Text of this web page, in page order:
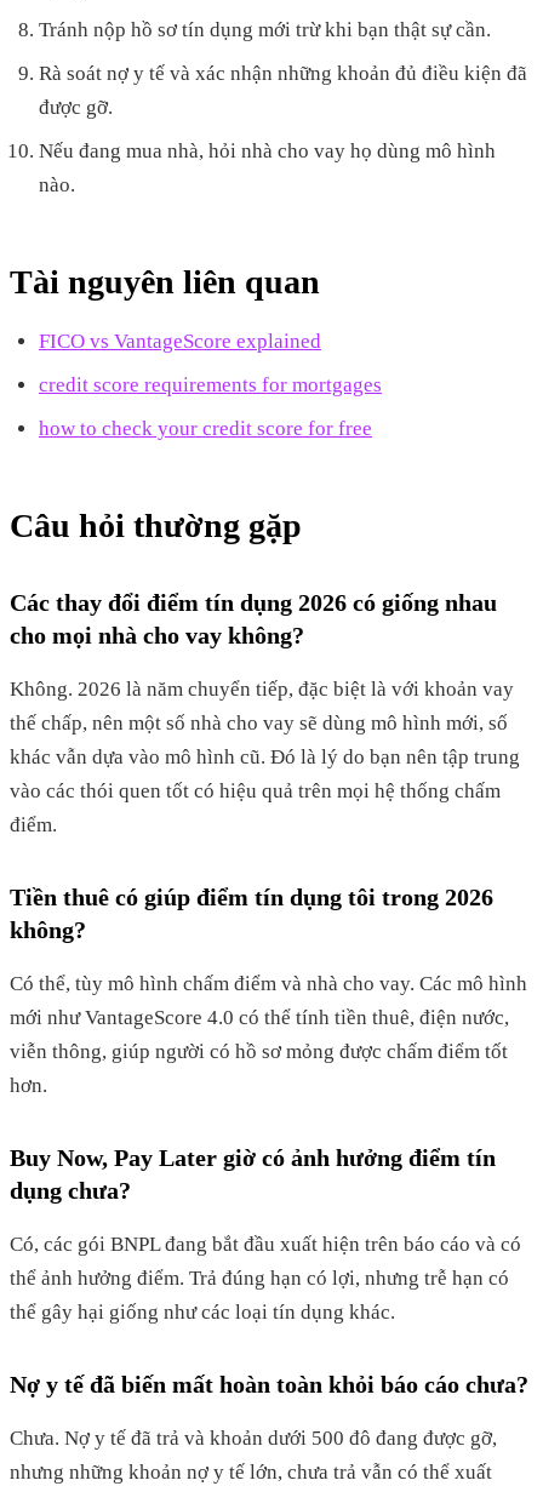
Tránh nộp hồ sơ tín dụng mới trừ khi bạn thật sự cần.
Rà soát nợ y tế và xác nhận những khoản đủ điều kiện đã
được gỡ.
Nếu đang mua nhà, hỏi nhà cho vay họ dùng mô hình
nào.
Tài nguyên liên quan
FICO vs VantageScore explained
credit score requirements for mortgages
how to check your credit score for free
Câu hỏi thường gặp
Các thay đổi điểm tín dụng 2026 có giống nhau
cho mọi nhà cho vay không?
Không. 2026 là năm chuyển tiếp, đặc biệt là với khoản vay
thế chấp, nên một số nhà cho vay sẽ dùng mô hình mới, số
khác vẫn dựa vào mô hình cũ. Đó là lý do bạn nên tập trung
vào các thói quen tốt có hiệu quả trên mọi hệ thống chấm
điểm.
Tiền thuê có giúp điểm tín dụng tôi trong 2026
không?
Có thể, tùy mô hình chấm điểm và nhà cho vay. Các mô hình
mới như VantageScore 4.0 có thể tính tiền thuê, điện nước,
viễn thông, giúp người có hồ sơ mỏng được chấm điểm tốt
hơn.
Buy Now, Pay Later giờ có ảnh hưởng điểm tín
dụng chưa?
Có, các gói BNPL đang bắt đầu xuất hiện trên báo cáo và có
thể ảnh hưởng điểm. Trả đúng hạn có lợi, nhưng trễ hạn có
thể gây hại giống như các loại tín dụng khác.
Nợ y tế đã biến mất hoàn toàn khỏi báo cáo chưa?
Chưa. Nợ y tế đã trả và khoản dưới 500 đô đang được gỡ,
nhưng những khoản nợ y tế lớn, chưa trả vẫn có thể xuất